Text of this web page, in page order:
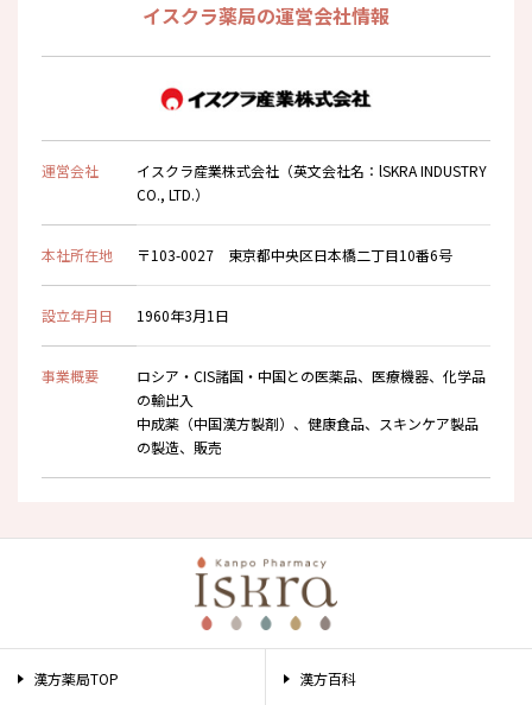
イスクラ薬局の運営会社情報
運営会社
イスクラ産業株式会社（英文会社名：lSKRA INDUSTRY
CO., LTD.）
本社所在地 〒103-0027 東京都中央区日本橋二丁目10番6号
設立年月日 1960年3月1日
事業概要
ロシア・CIS諸国・中国との医薬品、医療機器、化学品
の輸出入
中成薬（中国漢方製剤）、健康食品、スキンケア製品
の製造、販売
漢方薬局TOP 漢方百科